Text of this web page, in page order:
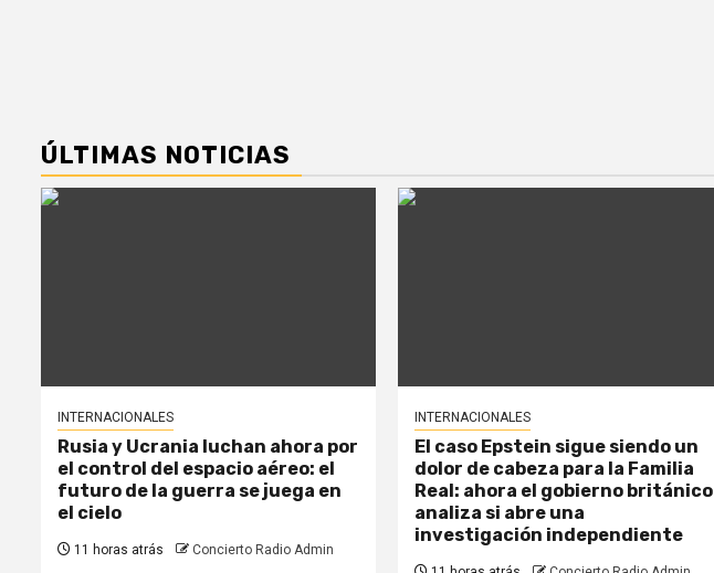
ÚLTIMAS NOTICIAS
INTERNACIONALES
Rusia y Ucrania luchan ahora por
el control del espacio aéreo: el
futuro de la guerra se juega en
el cielo
11 horas atrás Concierto Radio Admin
INTERNACIONALES
El caso Epstein sigue siendo un
dolor de cabeza para la Familia
Real: ahora el gobierno británico
analiza si abre una
investigación independiente